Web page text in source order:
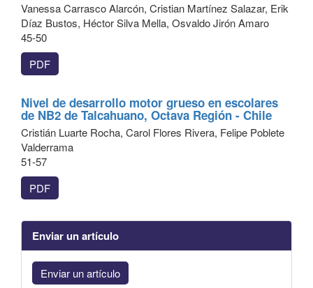
Vanessa Carrasco Alarcón, Cristian Martínez Salazar, Erik
Díaz Bustos, Héctor Silva Mella, Osvaldo Jirón Amaro
45-50
PDF
Nivel de desarrollo motor grueso en escolares
de NB2 de Talcahuano, Octava Región - Chile
Cristián Luarte Rocha, Carol Flores Rivera, Felipe Poblete
Valderrama
51-57
PDF
Enviar un artículo
Enviar un artículo